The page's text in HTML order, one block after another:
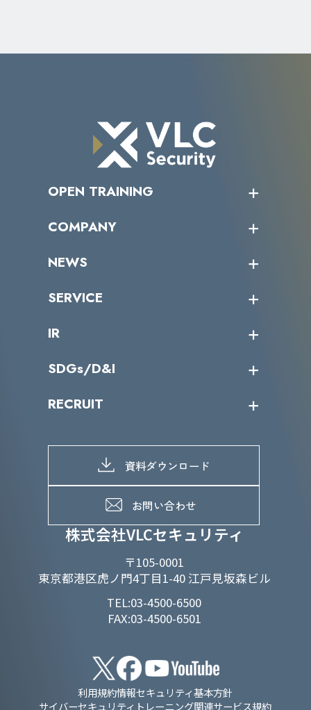
株式会社VLCセキュリティ
〒105-0001
東京都港区虎ノ門4丁目1-40 江戸見坂森ビル
TEL:03-4500-6500
FAX:03-4500-6501
OPEN TRAINING
受講者の声
COMPANY
トップメッセージ
ミッション／ビジョン
パートナー企業一覧
NEWS
サイバーニュース
SERVICE
カテゴリー別サービス一覧
IR
IRカレンダー
IRライブラリー
よくあるご質問
SDGs/D&I
当グループのマテリアリティ
SDGs推進体制
D&Iの取り組み
RECRUIT
募集職種一覧
メッセージ
メンバーインタビュー
資料ダウンロード
お問い合わせ
利用規約情報セキュリティ基本方針
サイバーセキュリティトレーニング関連サービス規約